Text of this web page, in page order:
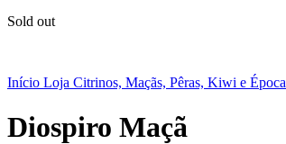
Sold out
Início Loja Citrinos, Maçãs, Pêras, Kiwi e Época
Diospiro Maçã